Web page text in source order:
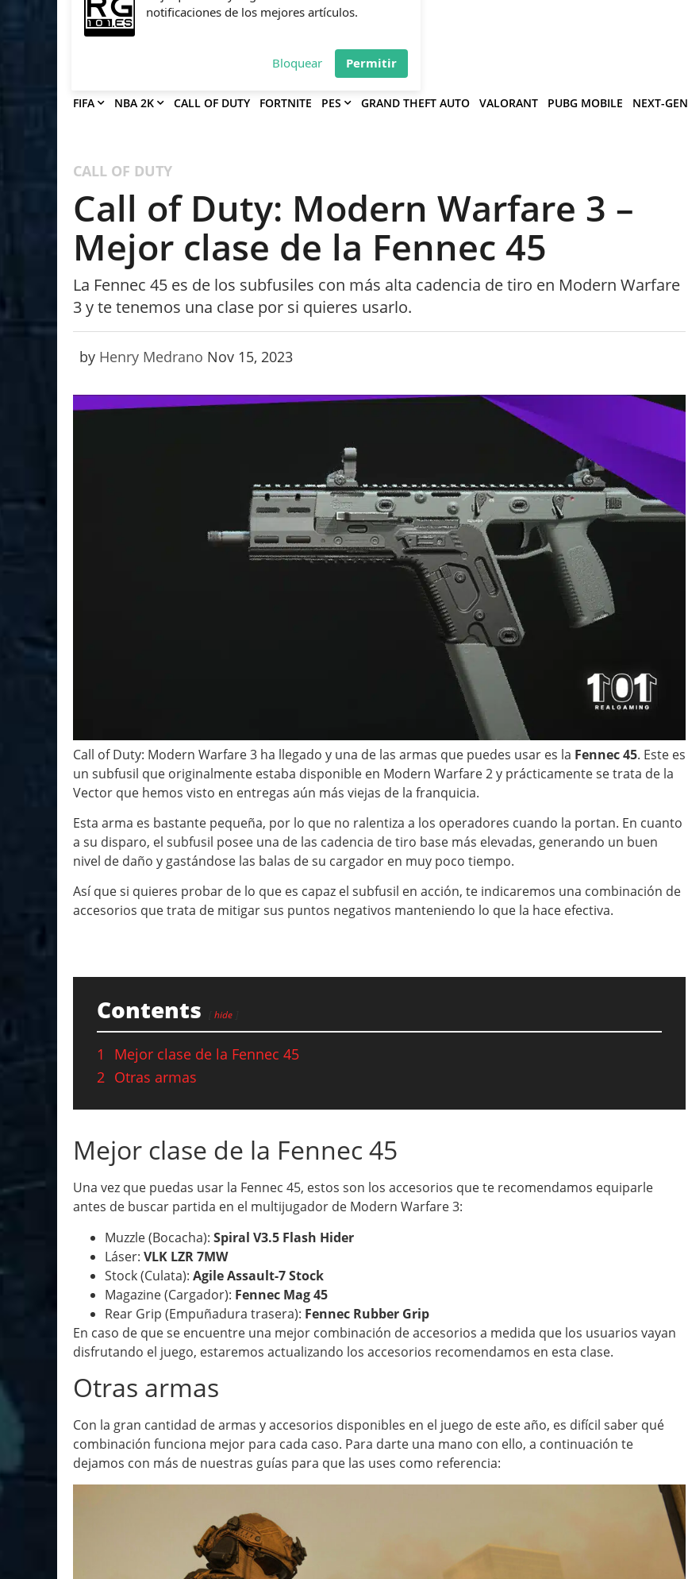
Deja que Gfinity Digital Network te envíe
FIFA NBA 2K CALL OF DUTY FORTNITE PES GRAND THEFT AUTO VALORANT PUBG MOBILE NEXT-GEN
CALL OF DUTY
Call of Duty: Modern Warfare 3 –
Mejor clase de la Fennec 45
La Fennec 45 es de los subfusiles con más alta cadencia de tiro en Modern Warfare
3 y te tenemos una clase por si quieres usarlo.
by Henry Medrano Nov 15, 2023
Call of Duty: Modern Warfare 3 ha llegado y una de las armas que puedes usar es la Fennec 45. Este es
un subfusil que originalmente estaba disponible en Modern Warfare 2 y prácticamente se trata de la
Vector que hemos visto en entregas aún más viejas de la franquicia.
Esta arma es bastante pequeña, por lo que no ralentiza a los operadores cuando la portan. En cuanto
a su disparo, el subfusil posee una de las cadencia de tiro base más elevadas, generando un buen
nivel de daño y gastándose las balas de su cargador en muy poco tiempo.
Así que si quieres probar de lo que es capaz el subfusil en acción, te indicaremos una combinación de
accesorios que trata de mitigar sus puntos negativos manteniendo lo que la hace efectiva.
Contents hide
1
Mejor clase de la Fennec 45
2 Otras armas
Mejor clase de la Fennec 45
Una vez que puedas usar la Fennec 45, estos son los accesorios que te recomendamos equiparle
antes de buscar partida en el multijugador de Modern Warfare 3:
Muzzle (Bocacha): Spiral V3.5 Flash Hider
Láser: VLK LZR 7MW
Stock (Culata): Agile Assault-7 Stock
Magazine (Cargador): Fennec Mag 45
Rear Grip (Empuñadura trasera): Fennec Rubber Grip
En caso de que se encuentre una mejor combinación de accesorios a medida que los usuarios vayan
disfrutando el juego, estaremos actualizando los accesorios recomendamos en esta clase.
Otras armas
Con la gran cantidad de armas y accesorios disponibles en el juego de este año, es difícil saber qué
combinación funciona mejor para cada caso. Para darte una mano con ello, a continuación te
dejamos con más de nuestras guías para que las uses como referencia: